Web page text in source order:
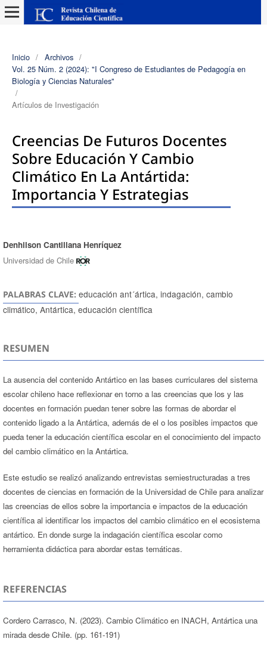
Inicio / Archivos /
Vol. 25 Núm. 2 (2024): "I Congreso de Estudiantes de Pedagogía en
Biología y Ciencias Naturales"
/
Artículos de Investigación
Creencias De Futuros Docentes
Sobre Educación Y Cambio
Climático En La Antártida:
Importancia Y Estrategias
Autores/as
Denhilson Cantillana Henríquez
Universidad de Chile
PALABRAS CLAVE: educación ant´ártica, indagación, cambio
climático, Antártica, educación científica
RESUMEN
La ausencia del contenido Antártico en las bases curriculares del sistema
escolar chileno hace reflexionar en torno a las creencias que los y las
docentes en formación puedan tener sobre las formas de abordar el
contenido ligado a la Antártica, además de el o los posibles impactos que
pueda tener la educación científica escolar en el conocimiento del impacto
del cambio climático en la Antártica.
Este estudio se realizó analizando entrevistas semiestructuradas a tres
docentes de ciencias en formación de la Universidad de Chile para analizar
las creencias de ellos sobre la importancia e impactos de la educación
científica al identificar los impactos del cambio climático en el ecosistema
antártico. En donde surge la indagación científica escolar como
herramienta didáctica para abordar estas temáticas.
REFERENCIAS
Cordero Carrasco, N. (2023). Cambio Climático en INACH, Antártica una
mirada desde Chile. (pp. 161-191)